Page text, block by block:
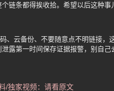
链条都得挨收拾。希望以后这种事
、云备份、不要随意点不明链接，
露第一时间保存证据报警，别自己
/独家视频：请看原文